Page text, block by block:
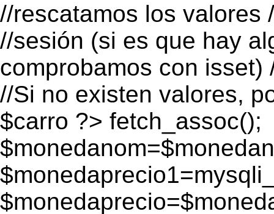
//rescatamos los valores
//sesión (si es que hay
comprobamos con
//Si no existen valores,
$carro ?> fetch_assoc();